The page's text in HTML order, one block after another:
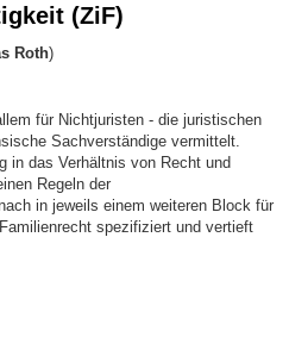
(ZiF)
Roth)
für Nichtjuristen - die juristischen
Sachverständige vermittelt.
in das Verhältnis von Recht und
Regeln der
in jeweils einem weiteren Block für
spezifiziert und vertieft